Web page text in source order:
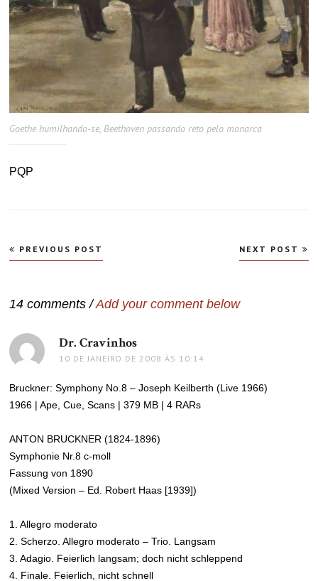
Goethe humilhando-se, Beethoven passando reto pelo monarca
PQP
Navegação
de
PREVIOUS POST NEXT POST
14 comments /Add your comment below
Dr. Cravinhos
10 DE JANEIRO DE 2008 ÀS 10:14
Bruckner: Symphony No.8 – Joseph Keilberth (Live 1966)
1966 | Ape, Cue, Scans | 379 MB | 4 RARs
ANTON BRUCKNER (1824-1896)
Symphonie Nr.8 c-moll
Fassung von 1890
(Mixed Version – Ed. Robert Haas [1939])
1. Allegro moderato
2. Scherzo. Allegro moderato – Trio. Langsam
3. Adagio. Feierlich langsam; doch nicht schleppend
4. Finale. Feierlich, nicht schnell